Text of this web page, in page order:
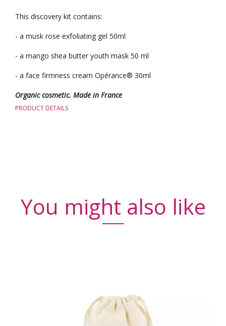
This discovery kit contains:
- a musk rose exfoliating gel 50ml
- a mango shea butter youth mask 50 ml
- a face firmness cream Opérance® 30ml
Organic cosmetic. Made in France
PRODUCT DETAILS
You might also like